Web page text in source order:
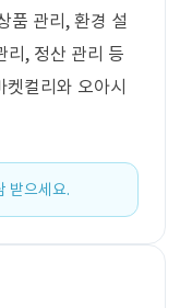
품 관리, 환경 설
리, 정산 관리 등
컬리와 오아시
받으세요.